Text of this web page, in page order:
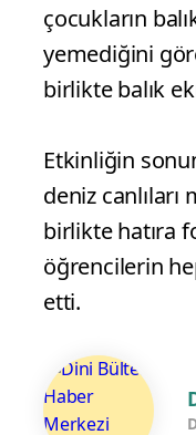
çocukların
yemediğini
birlikte balık
Etkinliğin
deniz
birlikte hatıra
öğrencilerin
etti.